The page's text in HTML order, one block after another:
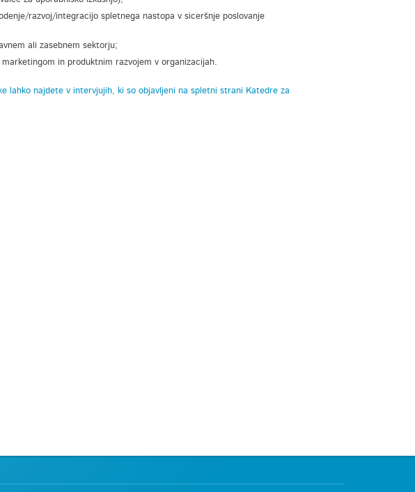
razvoj/integracijo spletnega nastopa v siceršnje poslovanje
ali zasebnem sektorju;
in produktnim razvojem v organizacijah.
lahko najdete v intervjujih, ki so objavljeni na spletni strani Katedre za